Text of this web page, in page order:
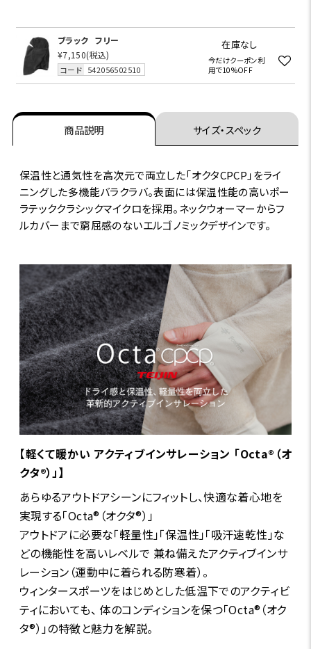
ブラック
フリー
¥7,150(税込)
コード 542056502510
在庫なし
今だけクーポン利
用で10%OFF
商品説明 サイズ・スペック
保温性と通気性を高次元で両立した「オクタCPCP」をライ
ニングした多機能バラクラバ。表面には保温性能の高いポー
ラテッククラシックマイクロを採用。ネックウォーマーからフ
ルカバーまで窮屈感のないエルゴノミックデザインです。
【軽くて暖かい アクティブインサレーション 「Octa®（オ
クタ®）」】
あらゆるアウトドアシーンにフィットし、快適な着心地を
実現する「Octa®（オクタ®）」
アウトドアに必要な「軽量性」「保温性」「吸汗速乾性」な
どの機能性を高いレベルで 兼ね備えたアクティブインサ
レーション（運動中に着られる防寒着）。
ウィンタースポーツをはじめとした低温下でのアクティビ
ティにおいても、 体のコンディションを保つ「Octa®（オク
タ®）」の特徴と魅力を解説。